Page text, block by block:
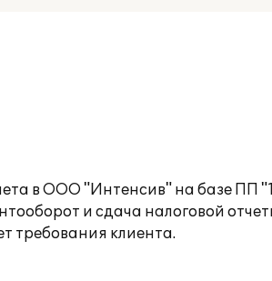
в ООО "Интенсив" на базе ПП
и сдача налоговой
требования клиента.